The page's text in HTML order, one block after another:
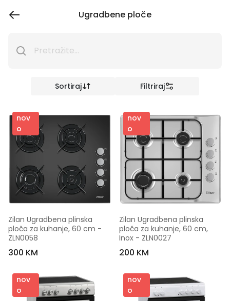
Ugradbene ploče
Sortiraj Filtriraj
nov
o
Zilan Ugradbena plinska
ploča za kuhanje, 60 cm -
ZLN0058
300 KM
nov
o
Zilan Ugradbena plinska
ploča za kuhanje, 60 cm,
Inox - ZLN0027
200 KM
nov
o
nov
o